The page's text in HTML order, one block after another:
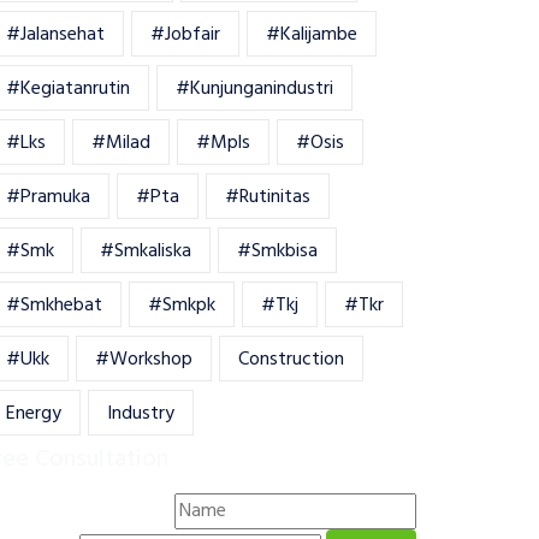
#jalansehat #jobfair
#kalijambe
#kegiatanrutin
#kunjunganindustri
#lks
#milad #mpls
#osis
#pramuka
#pta
#rutinitas
#smk
#smkaliska
#smkbisa
#smkhebat
#smkpk #tkj
#tkr
#ukk
#workshop
Construction
Energy
Industry